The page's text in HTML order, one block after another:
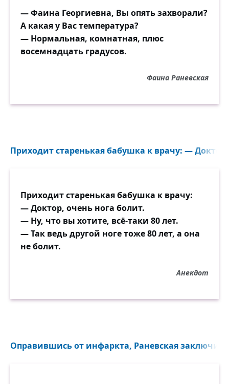
— Фаина Георгиевна, Вы опять захворали?
А какая у Вас температура?
— Нормальная, комнатная, плюс
восемнадцать градусов.
Фаина Раневская
Приходит старенькая бабушка к врачу: —
Приходит старенькая бабушка к врачу:
— Доктор, очень нога болит.
— Ну, что вы хотите, всё-таки 80 лет.
— Так ведь другой ноге тоже 80 лет, а она
не болит.
Анекдот
Оправившись от инфаркта, Раневская